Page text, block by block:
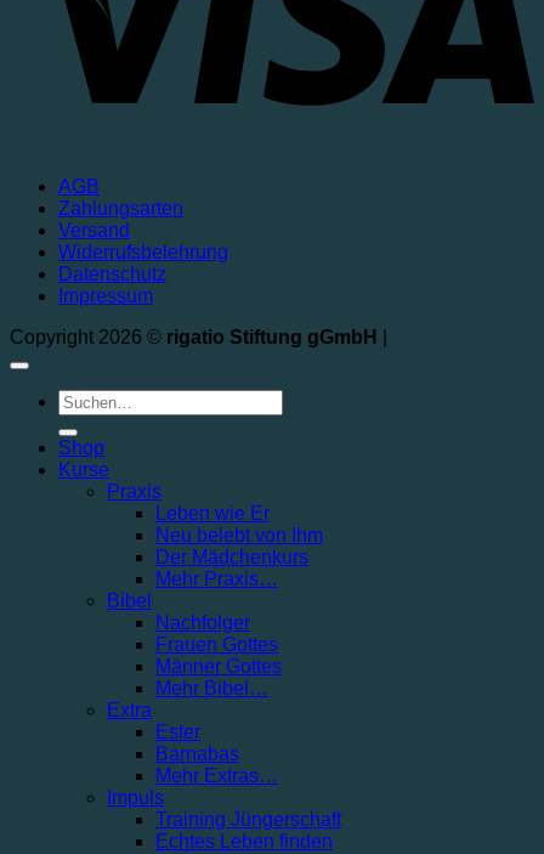
AGB
Zahlungsarten
Versand
Widerrufsbelehrung
Datenschutz
Impressum
Copyright 2026 © rigatio Stiftung gGmbH
Shop
Kurse
Praxis
Leben wie Er
Neu belebt von Ihm
Der Mädchenkurs
Mehr Praxis…
Bibel
Nachfolger
Frauen Gottes
Männer Gottes
Mehr Bibel…
Extra
Ester
Barnabas
Mehr Extras…
Impuls
Training Jüngerschaft
Echtes Leben finden